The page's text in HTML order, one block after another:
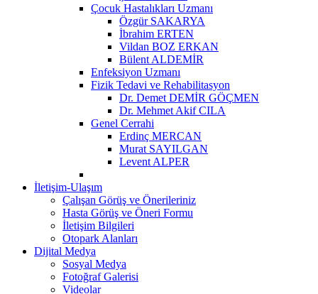
Çocuk Hastalıkları Uzmanı
Özgür SAKARYA
İbrahim ERTEN
Vildan BOZ ERKAN
Bülent ALDEMİR
Enfeksiyon Uzmanı
Fizik Tedavi ve Rehabilitasyon
Dr. Demet DEMİR GÖÇMEN
Dr. Mehmet Akif CILA
Genel Cerrahi
Erdinç MERCAN
Murat SAYILGAN
Levent ALPER
İletişim-Ulaşım
Çalışan Görüş ve Önerileriniz
Hasta Görüş ve Öneri Formu
İletişim Bilgileri
Otopark Alanları
Dijital Medya
Sosyal Medya
Fotoğraf Galerisi
Videolar